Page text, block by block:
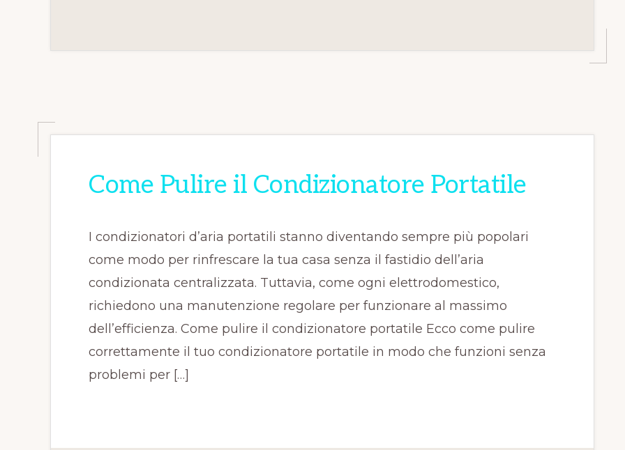
Come Pulire il Condizionatore Portatile
I condizionatori d’aria portatili stanno diventando sempre più popolari
come modo per rinfrescare la tua casa senza il fastidio dell’aria
condizionata centralizzata. Tuttavia, come ogni elettrodomestico,
richiedono una manutenzione regolare per funzionare al massimo
dell’efficienza. Come pulire il condizionatore portatile Ecco come pulire
correttamente il tuo condizionatore portatile in modo che funzioni senza
problemi per […]